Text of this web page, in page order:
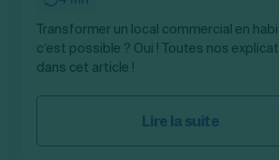
Transformer un local commercial en
c’est possible ? Oui ! Toutes nos
dans cet article !
Lire la suite